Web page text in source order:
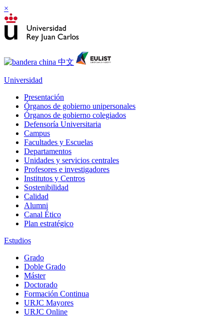
×
Universidad
Presentación
Órganos de gobierno unipersonales
Órganos de gobierno colegiados
Defensoría Universitaria
Campus
Facultades y Escuelas
Departamentos
Unidades y servicios centrales
Profesores e investigadores
Institutos y Centros
Sostenibilidad
Calidad
Alumni
Canal Ético
Plan estratégico
Estudios
Grado
Doble Grado
Máster
Doctorado
Formación Continua
URJC Mayores
URJC Online